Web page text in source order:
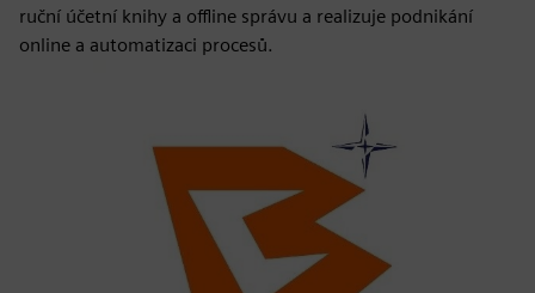
ruční účetní knihy a offline správu a realizuje podnikání
online a automatizaci procesů.